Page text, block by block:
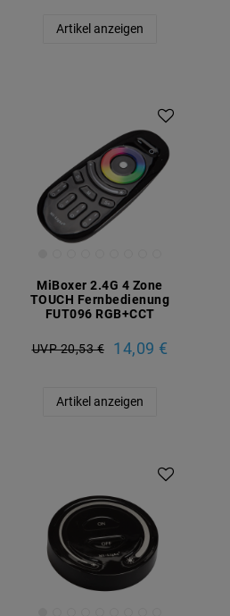
Artikel anzeigen
MiBoxer 2.4G 4 Zone
TOUCH Fernbedienung
FUT096 RGB+CCT
UVP 20,53 € 14,09 €
Artikel anzeigen